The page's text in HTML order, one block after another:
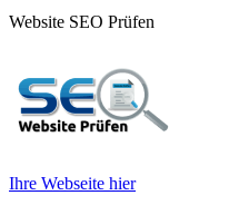
Website SEO Prüfen
Ihre Webseite hier